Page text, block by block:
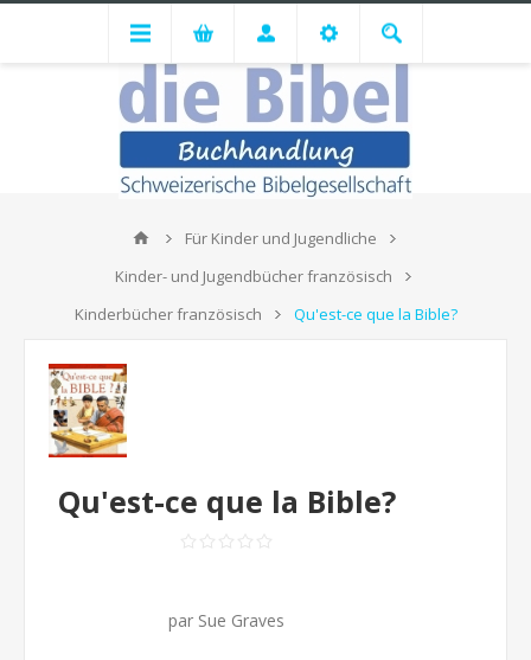
Für Kinder und Jugendliche
Kinder- und Jugendbücher französisch
Kinderbücher französisch
Qu'est-ce que la Bible?
Qu'est-ce que la Bible?
par Sue Graves